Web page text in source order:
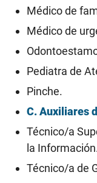
Médico de
Médico de
Pediatra de
Pinche.
C. Auxiliares
Técnico/a
la
Técnico/a de